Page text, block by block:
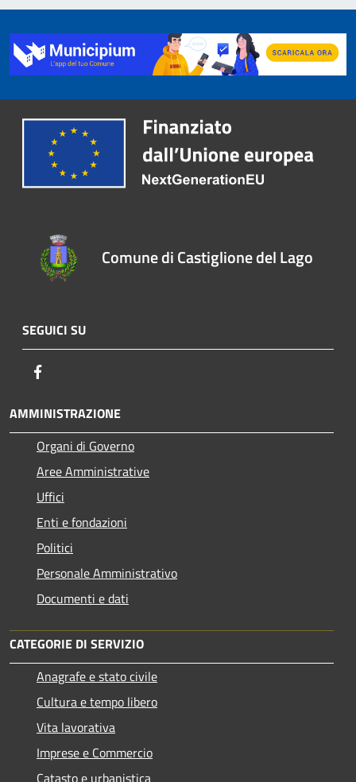
Comune di Castiglione del Lago
SEGUICI SU
AMMINISTRAZIONE
Organi di Governo
Aree Amministrative
Uffici
Enti e fondazioni
Politici
Personale Amministrativo
Documenti e dati
CATEGORIE DI SERVIZIO
Anagrafe e stato civile
Cultura e tempo libero
Vita lavorativa
Imprese e Commercio
Catasto e urbanistica